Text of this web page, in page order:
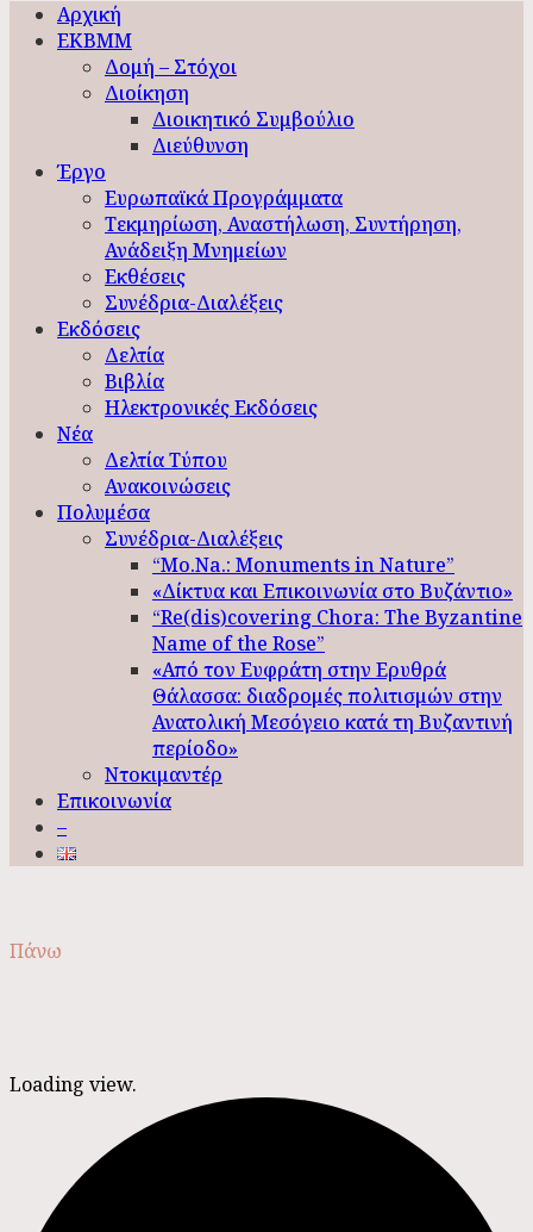
Αρχική
ΕΚΒΜΜ
Δομή – Στόχοι
Διοίκηση
Διοικητικό Συμβούλιο
Διεύθυνση
Έργο
Ευρωπαϊκά Προγράμματα
Τεκμηρίωση, Αναστήλωση, Συντήρηση,
Ανάδειξη Μνημείων
Εκθέσεις
Συνέδρια-Διαλέξεις
Εκδόσεις
Δελτία
Βιβλία
Ηλεκτρονικές Εκδόσεις
Νέα
Δελτία Τύπου
Ανακοινώσεις
Πολυμέσα
Συνέδρια-Διαλέξεις
“Mo.Na.: Monuments in Nature”
«Δίκτυα και Επικοινωνία στο Βυζάντιο»
“Re(dis)covering Chora: The Byzantine
Name of the Rose”
«Από τον Ευφράτη στην Ερυθρά
Θάλασσα: διαδρομές πολιτισμών στην
Ανατολική Μεσόγειο κατά τη Βυζαντινή
περίοδο»
Ντοκιμαντέρ
Επικοινωνία
–
Πάνω
Loading view.